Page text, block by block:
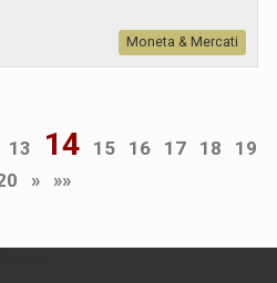
Moneta & Mercati
13 14 15 16 17 18
19
» »»